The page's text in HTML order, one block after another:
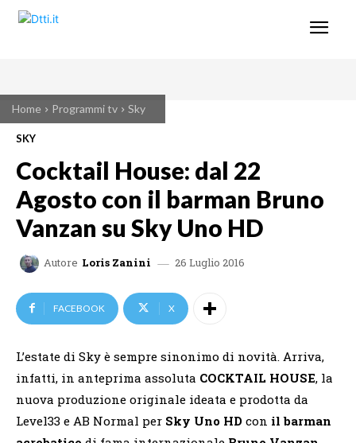
Home Programmi tv Sky
SKY
Cocktail House: dal 22
Agosto con il barman Bruno
Vanzan su Sky Uno HD
Autore Loris Zanini 26 Luglio 2016
FACEBOOK X
L’estate di Sky è sempre sinonimo di novità. Arriva,
infatti, in anteprima assoluta COCKTAIL HOUSE, la
nuova produzione originale ideata e prodotta da
Level33 e AB Normal per Sky Uno HD con il barman